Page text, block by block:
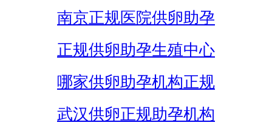
南京正规医院供卵助孕
正规供卵助孕生殖中心
哪家供卵助孕机构正规
武汉供卵正规助孕机构